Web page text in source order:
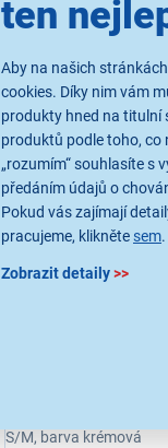
ten
Aby na našich
cookies. Díky nim vám
produkty hned na titulní
produktů podle toho,
„rozumím“ souhlasíte s
předáním údajů o
Pokud vás zajímají
pracujeme, klikněte sem.
Zobrazit detaily>>
U Vás již od 14.8.
1 809 Kč
S/M, barva krémová